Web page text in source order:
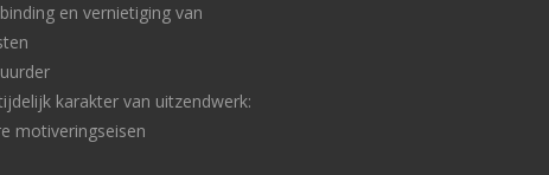
en vernietiging van
karakter van uitzendwerk:
motiveringseisen